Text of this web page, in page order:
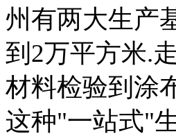
州有两大生产
到2万平方米.
材料检验到涂
这种"一站式"